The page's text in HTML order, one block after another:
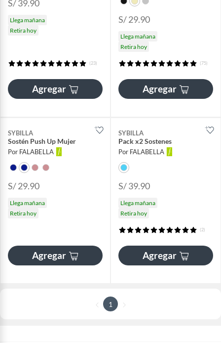
S/ 39.90
Llega mañana
Retira hoy
(23)
Agregar
S/ 29.90
Llega mañana
Retira hoy
(75)
Agregar
SYBILLA
Sostén Push Up Mujer
Por FALABELLA
S/ 29.90
Llega mañana
Retira hoy
Agregar
SYBILLA
Pack x2 Sostenes
Por FALABELLA
S/ 39.90
Llega mañana
Retira hoy
(2)
Agregar
1